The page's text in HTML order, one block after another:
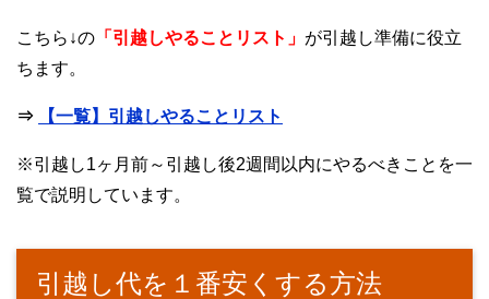
こちら↓の 「引越しやることリスト」 が引越し準備に役立
ちます。
⇒ 【一覧】引越しやることリスト
※引越し1ヶ月前～引越し後2週間以内にやるべきことを一
覧で説明しています。
引越し代を１番安くする方法